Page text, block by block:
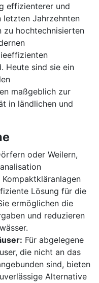
effizienterer und
letzten Jahrzehnten
zu hochtechnisierten
Heute sind sie ein
maßgeblich zur
in ländlichen und
oder Weilern,
Lösung für die
ermöglichen die
und reduzieren
Für abgelegene
die nicht an das
sind, bieten
Alternative